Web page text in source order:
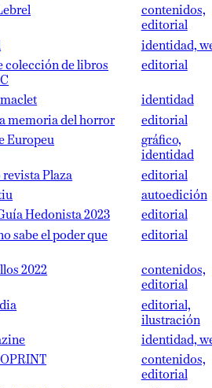
contenidos,
editorial
identidad,
colección de libros
editorial
identidad
memoria del horror
editorial
Europeu
gráfico,
identidad
revista Plaza
editorial
autoedición
Hedonista 2023
editorial
sabe el poder que
editorial
2022
contenidos,
editorial
editorial,
ilustración
identidad,
contenidos,
editorial